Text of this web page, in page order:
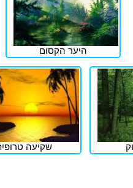
היער הקסום
שקיעה